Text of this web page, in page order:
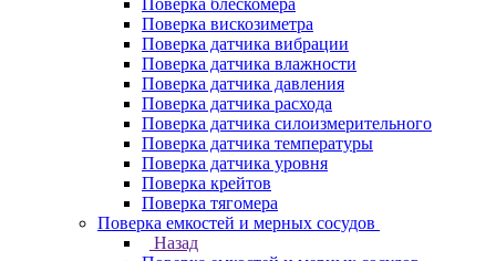
Поверка блескомера
Поверка вискозиметра
Поверка датчика вибрации
Поверка датчика влажности
Поверка датчика давления
Поверка датчика расхода
Поверка датчика силоизмерительного
Поверка датчика температуры
Поверка датчика уровня
Поверка крейтов
Поверка тягомера
Поверка емкостей и мерных сосудов
Назад